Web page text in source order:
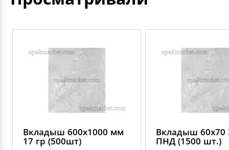
Вкладыш 600х1000 мм
17 гр (500шт)
Вкладыш 60х70
ПНД (1500 шт.)